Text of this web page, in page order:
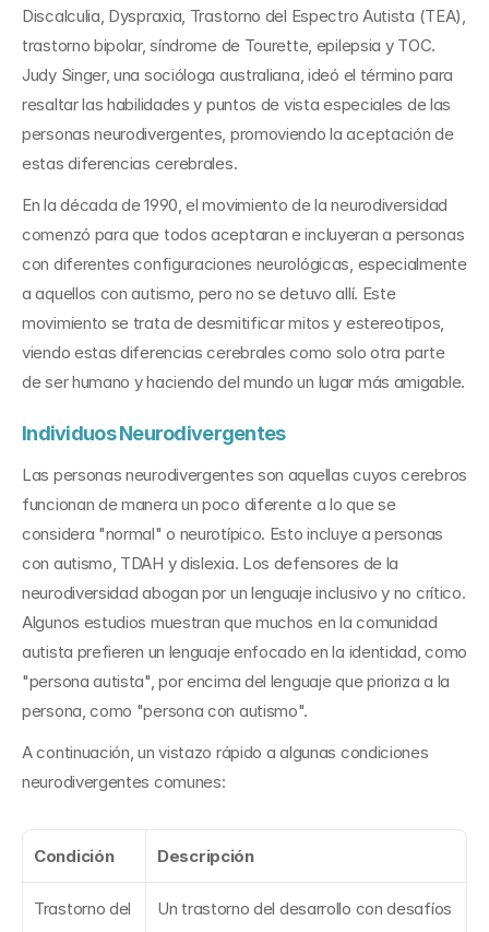
Discalculia, Dyspraxia, Trastorno del Espectro Autista (TEA),
trastorno bipolar, síndrome de Tourette, epilepsia y TOC.
Judy Singer, una socióloga australiana, ideó el término para
resaltar las habilidades y puntos de vista especiales de las
personas neurodivergentes, promoviendo la aceptación de
estas diferencias cerebrales.
En la década de 1990, el movimiento de la neurodiversidad
comenzó para que todos aceptaran e incluyeran a personas
con diferentes configuraciones neurológicas, especialmente
a aquellos con autismo, pero no se detuvo allí. Este
movimiento se trata de desmitificar mitos y estereotipos,
viendo estas diferencias cerebrales como solo otra parte
de ser humano y haciendo del mundo un lugar más amigable.
Individuos Neurodivergentes
Las personas neurodivergentes son aquellas cuyos cerebros
funcionan de manera un poco diferente a lo que se
considera "normal" o neurotípico. Esto incluye a personas
con autismo, TDAH y dislexia. Los defensores de la
neurodiversidad abogan por un lenguaje inclusivo y no crítico.
Algunos estudios muestran que muchos en la comunidad
autista prefieren un lenguaje enfocado en la identidad, como
"persona autista", por encima del lenguaje que prioriza a la
persona, como "persona con autismo".
A continuación, un vistazo rápido a algunas condiciones
neurodivergentes comunes:
Condición Descripción
Trastorno del
Un trastorno del desarrollo con desafíos